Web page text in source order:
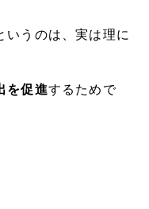
いうのは、実は理に
を促進するためで